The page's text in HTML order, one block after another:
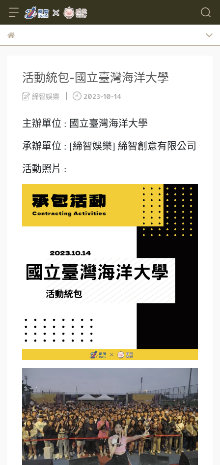
活動統包-國立臺灣海洋大學
締智娛樂 2023-10-14
主辦單位 : 國立臺灣海洋大學
承辦單位 : [締智娛樂] 締智創意有限公司
活動照片 :